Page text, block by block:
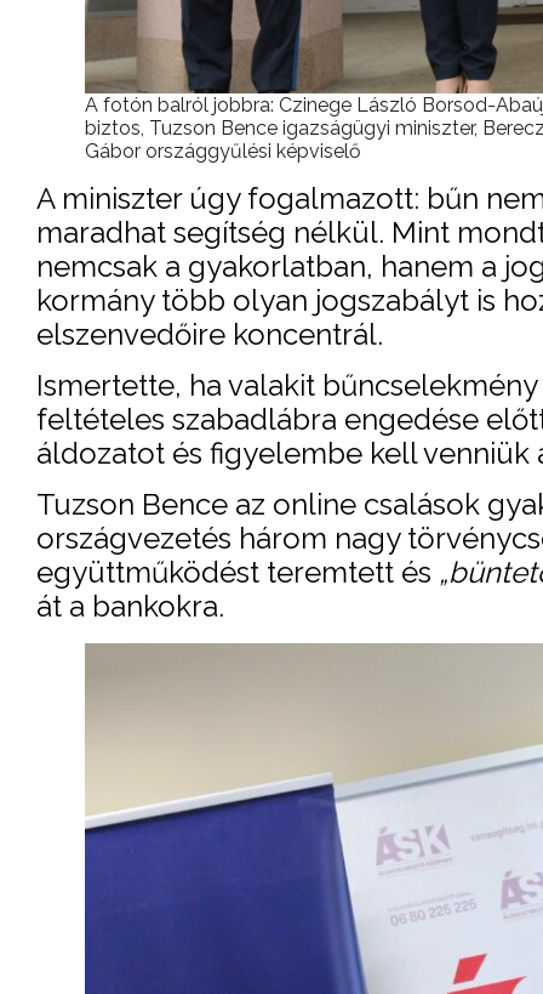
A fotón balról jobbra: Czinege László Borsod-
biztos, Tuzson Bence igazságügyi miniszter,
Gábor országgyűlési képviselő
A miniszter úgy fogalmazott: bűn
maradhat segítség nélkül. Mint
nemcsak a gyakorlatban, hanem a
kormány több olyan jogszabályt is
elszenvedőire koncentrál.
Ismertette, ha valakit
feltételes szabadlábra engedése
áldozatot és figyelembe kell venniük
Tuzson Bence az online csalások
országvezetés három nagy
együttműködést teremtett és
át a bankokra.